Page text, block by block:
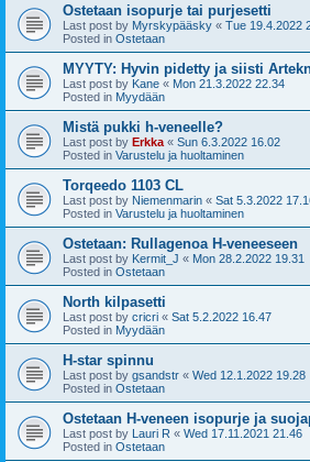
Ostetaan isopurje tai purjesetti
Last post by Myrskypääsky « Tue 19.4.2022
Posted in Ostetaan
MYYTY: Hyvin pidetty ja siisti
Last post by Kane « Mon 21.3.2022 22.34
Posted in Myydään
Mistä pukki h-veneelle?
Last post by Erkka « Sun 6.3.2022 16.02
Posted in Varustelu ja huoltaminen
Torqeedo 1103 CL
Last post by Niemenmarin « Sat 5.3.2022
Posted in Varustelu ja huoltaminen
Ostetaan: Rullagenoa H-veneeseen
Last post by Kermit_J « Mon 28.2.2022 19.31
Posted in Ostetaan
North kilpasetti
Last post by cricri « Sat 5.2.2022 16.47
Posted in Myydään
H-star spinnu
Last post by gsandstr « Wed 12.1.2022 19.28
Posted in Ostetaan
Ostetaan H-veneen isopurje ja
Last post by Lauri R « Wed 17.11.2021 21.46
Posted in Ostetaan